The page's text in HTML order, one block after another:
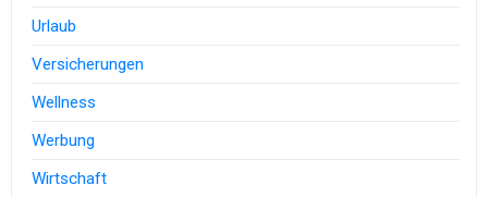
Urlaub
Versicherungen
Wellness
Werbung
Wirtschaft